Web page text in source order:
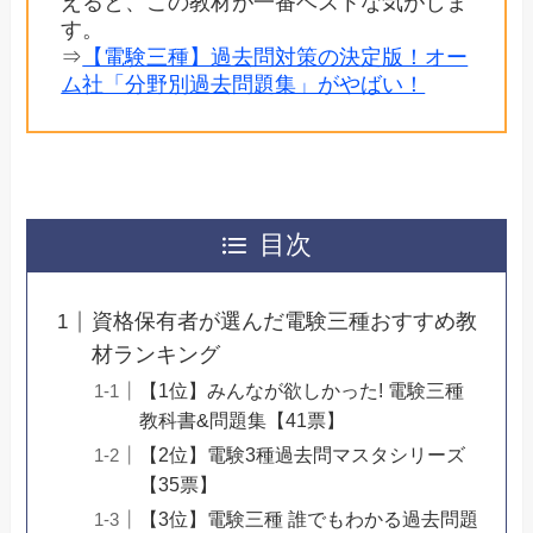
す。
⇒ 【電験三種】過去問対策の決定版！オー
ム社「分野別過去問題集」がやばい！
目次
資格保有者が選んだ電験三種おすすめ教
材ランキング
【1位】みんなが欲しかった! 電験三種
教科書&問題集【41票】
【2位】電験3種過去問マスタシリーズ
【35票】
【3位】電験三種 誰でもわかる過去問題